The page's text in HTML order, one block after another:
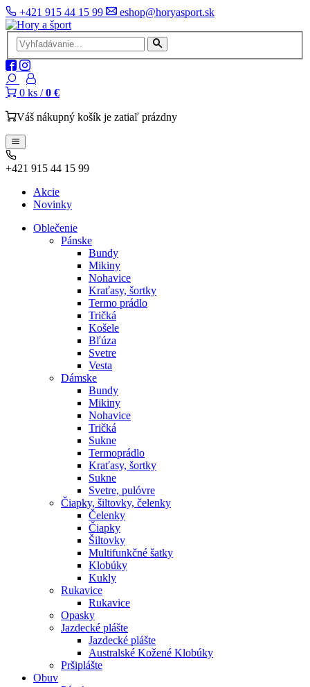
+421 915 44 15 99 eshop@horyasport.sk
0 ks / 0 €
Váš nákupný košík je zatiaľ prázdny
+421 915 44 15 99
Akcie
Novinky
Oblečenie
Pánske
Bundy
Mikiny
Nohavice
Kraťasy, šortky
Termo prádlo
Tričká
Košele
Bľúza
Svetre
Vesta
Dámske
Bundy
Mikiny
Nohavice
Tričká
Sukne
Termoprádlo
Kraťasy, šortky
Sukne
Svetre, pulóvre
Čiapky, šiltovky, čelenky
Čelenky
Čiapky
Šiltovky
Multifunkčné šatky
Klobúky
Kukly
Rukavice
Rukavice
Opasky
Jazdecké plášte
Jazdecké plášte
Australské Kožené Klobúky
Pršiplášte
Obuv